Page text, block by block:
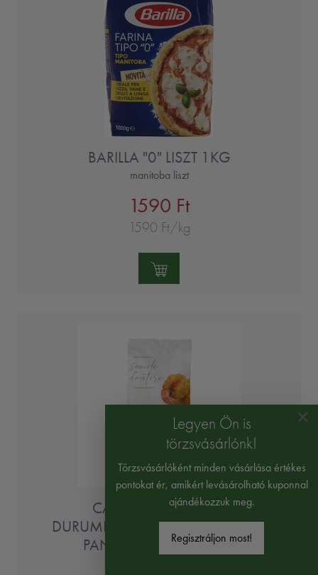
BARILLA "0" LISZT 1KG
manitoba liszt
1590 Ft
1590 Ft/kg
Mennyiség:
CASILLO ÚJRAŐRÖLT
DURUMBÚZADARA SÜTÉSHEZ ÉS
PANÍROZÁSHOZ 500G
×
Legyen Ön is
törzsvásárlónk!
Törzsvásárlóként minden vásárlása értékes
pontokat ér, amikért levásárolható kuponnal
ajándékozzuk meg.
Regisztráljon most!